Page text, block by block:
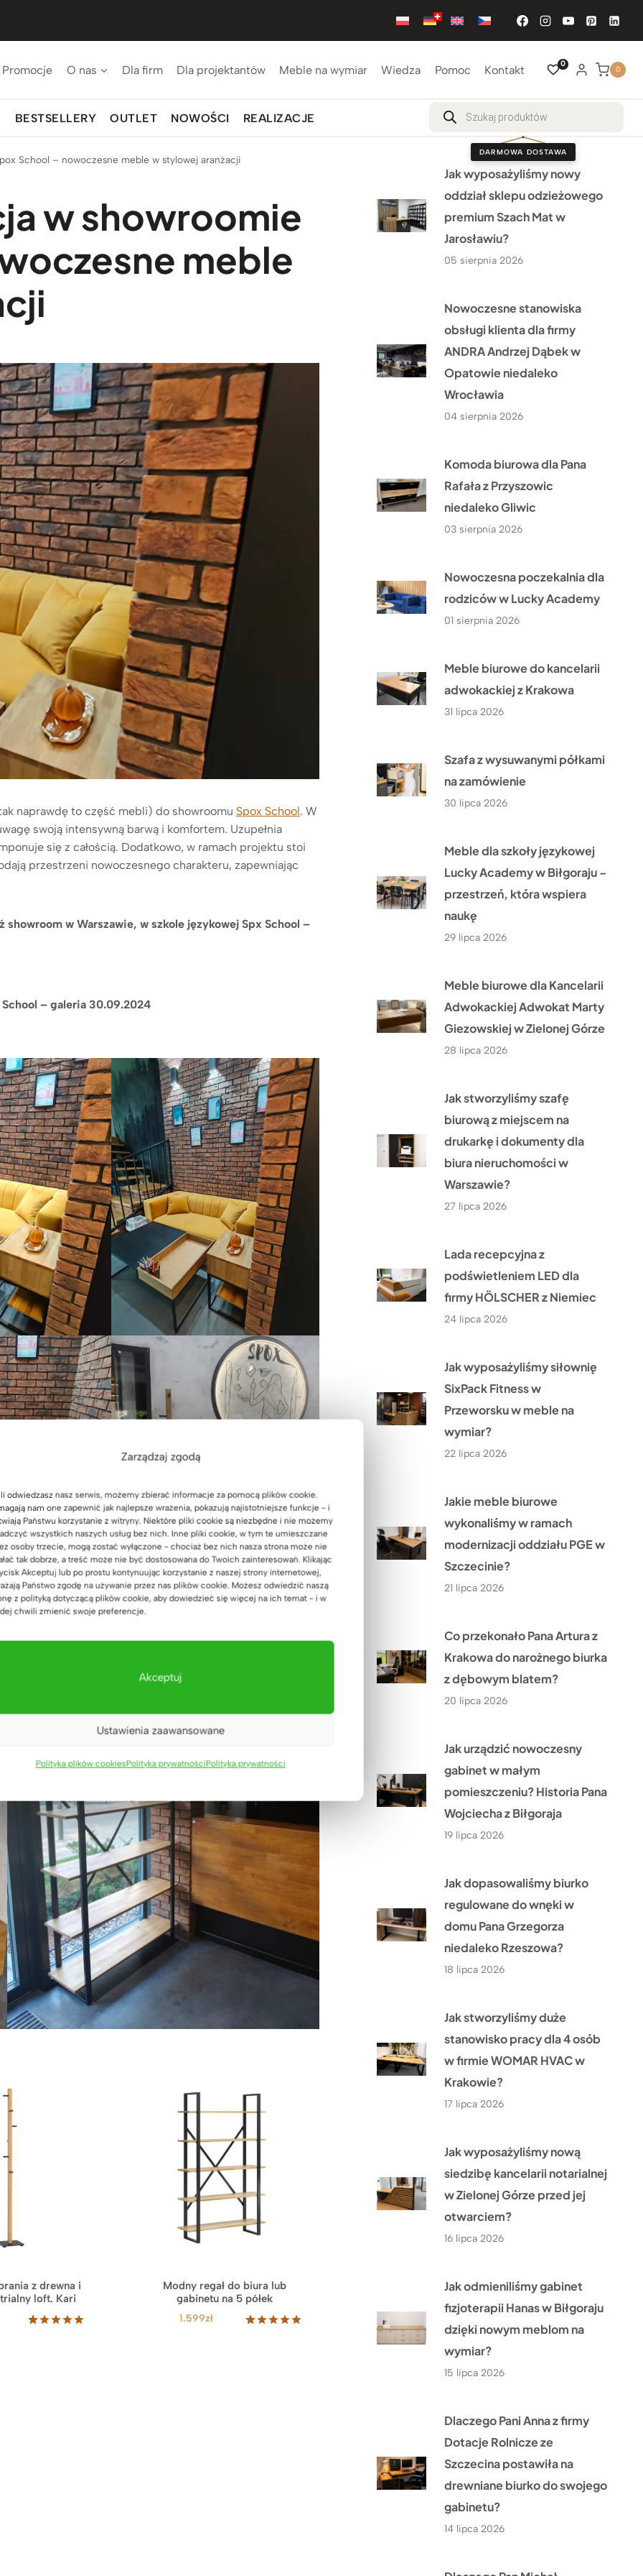
Zarządzaj zgodą
odwiedzasz nasz serwis, możemy zbierać informacje za pomocą plików cookie.
nam one zapewnić jak najlepsze wrażenia, pokazują najistotniejsze funkcje - i
Państwu korzystanie z witryny. Niektóre pliki cookie są niezbędne i nie możemy
wszystkich naszych usług bez nich. Inne pliki cookie, w tym te umieszczane
osoby trzecie, mogą zostać wyłączone - chociaż bez nich nasza strona może nie
tak dobrze, a treść może nie być dostosowana do Twoich zainteresowań. Klikając
Akceptuj lub po prostu kontynuując korzystanie z naszej strony internetowej,
Państwo zgodę na używanie przez nas plików cookie. Możesz odwiedzić naszą
z polityką dotyczącą plików cookie, aby dowiedzieć się więcej na ich temat - i w
chwili zmienić swoje preferencje.
Akceptuj
Ustawienia zaawansowane
Polityka plików cookiesPolityka prywatnościPolityka prywatności
Promocje O nas Dla firm Dla projektantów Meble na wymiar Wiedza Pomoc Kontakt 0
0
BESTSELLERY OUTLET NOWOŚCI REALIZACJE
Wyszukiwarka
produktów
DARMOWA DOSTAWA
School – nowoczesne meble w stylowej aranżacji
w showroomie
meble
naprawdę to część mebli) do showroomu Spox School. W
swoją intensywną barwą i komfortem. Uzupełnia
się z całością. Dodatkowo, w ramach projektu stoi
przestrzeni nowoczesnego charakteru, zapewniając
w Warszawie, w szkole językowej Spx School –
– galeria 30.09.2024
z drewna i
loft. Kari
Modny regał do biura lub
gabinetu na 5 półek
1.599zł
Jak wyposażyliśmy nowy
oddział sklepu odzieżowego
premium Szach Mat w
Jarosławiu?
05 sierpnia 2026
Nowoczesne stanowiska
obsługi klienta dla firmy
ANDRA Andrzej Dąbek w
Opatowie niedaleko
Wrocławia
04 sierpnia 2026
Komoda biurowa dla Pana
Rafała z Przyszowic
niedaleko Gliwic
03 sierpnia 2026
Nowoczesna poczekalnia dla
rodziców w Lucky Academy
01 sierpnia 2026
Meble biurowe do kancelarii
adwokackiej z Krakowa
31 lipca 2026
Szafa z wysuwanymi półkami
na zamówienie
30 lipca 2026
Meble dla szkoły językowej
Lucky Academy w Biłgoraju –
przestrzeń, która wspiera
naukę
29 lipca 2026
Meble biurowe dla Kancelarii
Adwokackiej Adwokat Marty
Giezowskiej w Zielonej Górze
28 lipca 2026
Jak stworzyliśmy szafę
biurową z miejscem na
drukarkę i dokumenty dla
biura nieruchomości w
Warszawie?
27 lipca 2026
Lada recepcyjna z
podświetleniem LED dla
firmy HÖLSCHER z Niemiec
24 lipca 2026
Jak wyposażyliśmy siłownię
SixPack Fitness w
Przeworsku w meble na
wymiar?
22 lipca 2026
Jakie meble biurowe
wykonaliśmy w ramach
modernizacji oddziału PGE w
Szczecinie?
21 lipca 2026
Co przekonało Pana Artura z
Krakowa do narożnego biurka
z dębowym blatem?
20 lipca 2026
Jak urządzić nowoczesny
gabinet w małym
pomieszczeniu? Historia Pana
Wojciecha z Biłgoraja
19 lipca 2026
Jak dopasowaliśmy biurko
regulowane do wnęki w
domu Pana Grzegorza
niedaleko Rzeszowa?
18 lipca 2026
Jak stworzyliśmy duże
stanowisko pracy dla 4 osób
w firmie WOMAR HVAC w
Krakowie?
17 lipca 2026
Jak wyposażyliśmy nową
siedzibę kancelarii notarialnej
w Zielonej Górze przed jej
otwarciem?
16 lipca 2026
Jak odmieniliśmy gabinet
fizjoterapii Hanas w Biłgoraju
dzięki nowym meblom na
wymiar?
15 lipca 2026
Dlaczego Pani Anna z firmy
Dotacje Rolnicze ze
Szczecina postawiła na
drewniane biurko do swojego
gabinetu?
14 lipca 2026